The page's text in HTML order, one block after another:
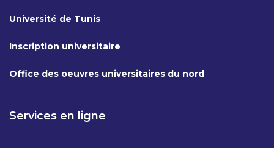
Université de Tunis
Inscription universitaire
Office des oeuvres universitaires du nord
Services en ligne